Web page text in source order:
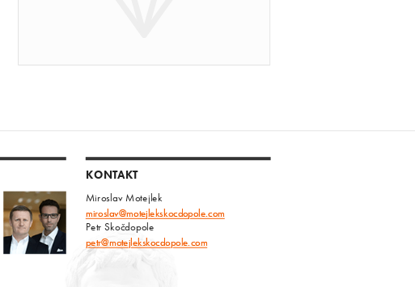
KONTAKT
Miroslav Motejlek
miroslav@motejlekskocdopole.com
Petr Skočdopole
petr@motejlekskocdopole.com